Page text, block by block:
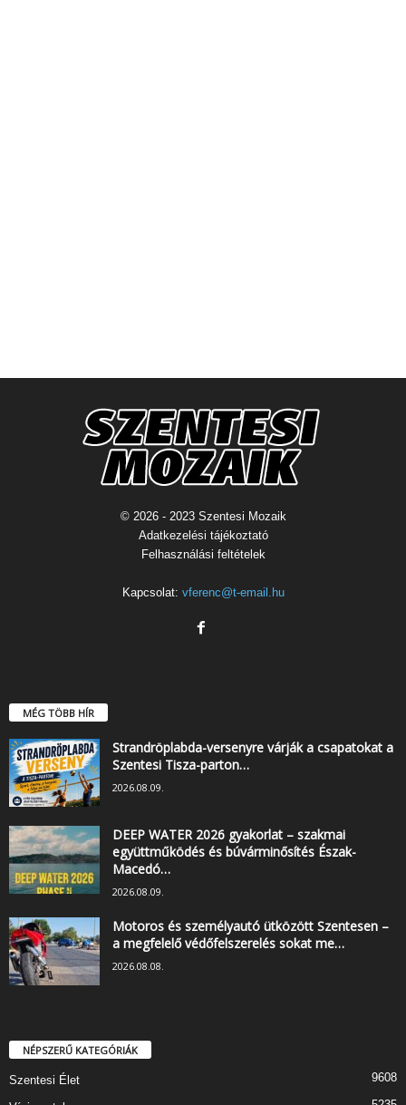
© 2026 - 2023 Szentesi Mozaik
Adatkezelési tájékoztató
Felhasználási feltételek
Kapcsolat: vferenc@t-email.hu
MÉG TÖBB HÍR
Strandröplabda-versenyre várják a csapatokat a
Szentesi Tisza-parton…
2026.08.09.
DEEP WATER 2026 gyakorlat – szakmai
együttműködés és búvárminősítés Észak-
Macedó…
2026.08.09.
Motoros és személyautó ütközött Szentesen –
a megfelelő védőfelszerelés sokat me…
2026.08.08.
NÉPSZERŰ KATEGÓRIÁK
Szentesi Élet 9608